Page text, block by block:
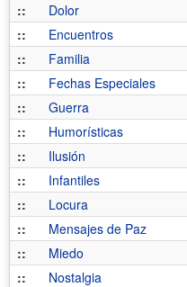
::
Dolor
::
Encuentros
::
Familia
::
Fechas Especiales
::
Guerra
::
Humorísticas
::
Ilusión
::
Infantiles
::
Locura
::
Mensajes de Paz
::
Miedo
::
Nostalgia